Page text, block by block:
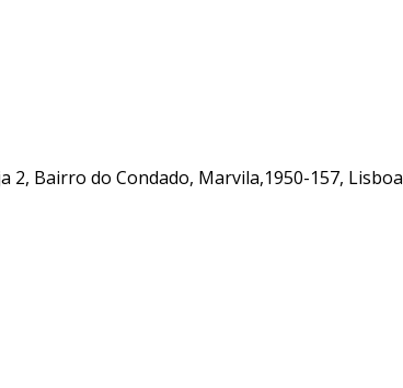
2, Bairro do Condado, Marvila,1950-157, Lisboa